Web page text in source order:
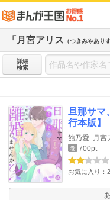
「月宮アリス （つきみやありす
詳細
検索
旦那サマ
行本版】
館乃愛 月宮
巻 700pt
お気に入り：